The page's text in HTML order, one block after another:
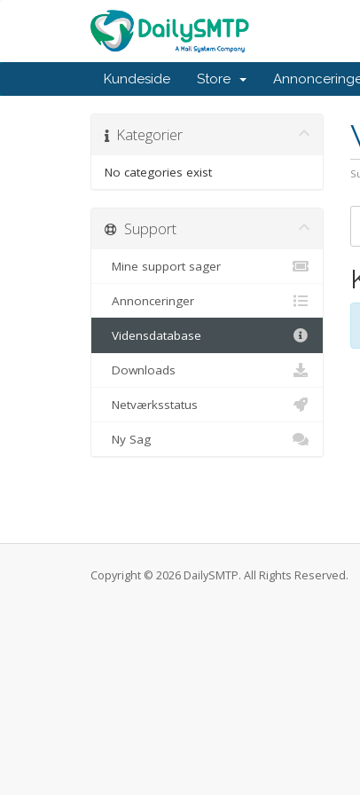
Kundeside Store
Kategorier
No categories exist
Support
Mine support sager
Annonceringer
Vidensdatabase
Downloads
Netværksstatus
Ny Sag
Copyright © 2026 DailySMTP. All Rights Reserved.